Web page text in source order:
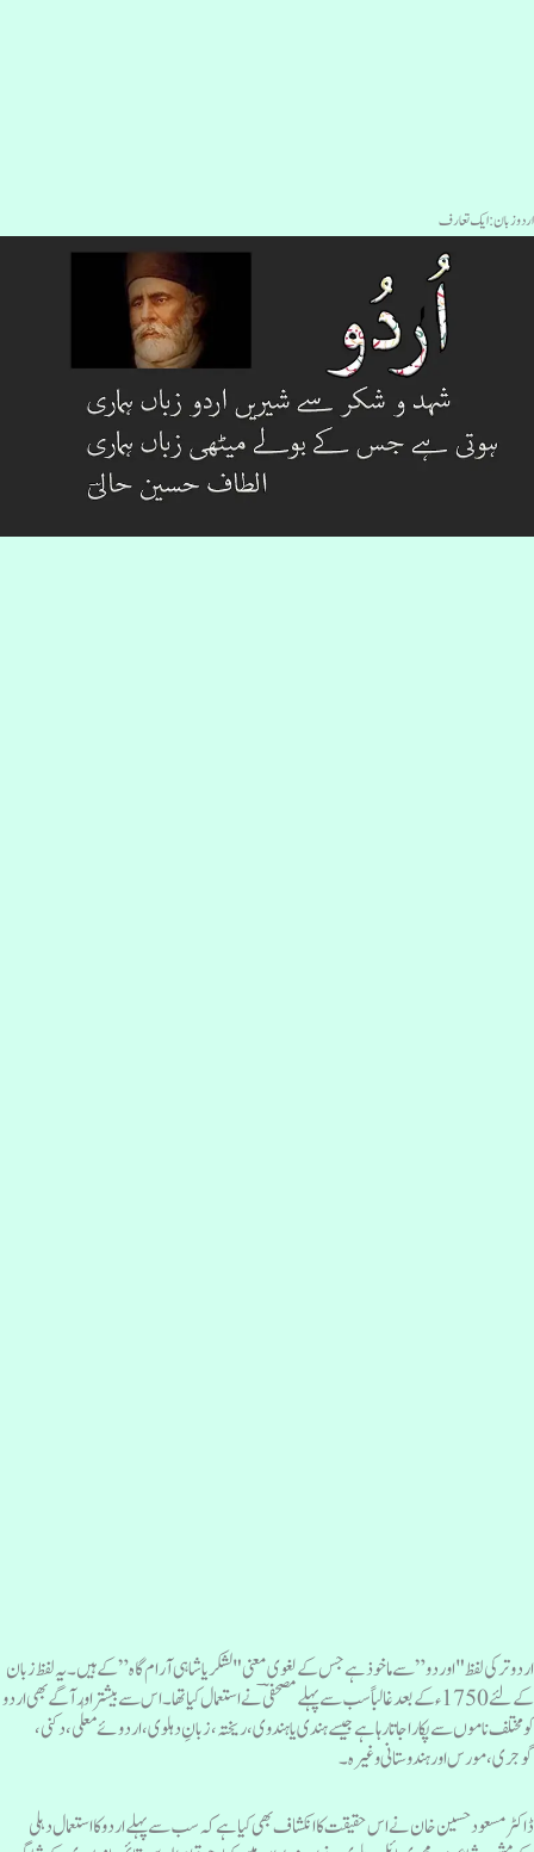
اردو زبان: ایک تعارف
اردو ترکی لفظ "اوردو” سے ماخوذ ہے جس کے لغوی معنی "لشکریا شاہی آرام گاہ” کے ہیں۔ یہ لفظ زبان
کے لئے 1750 ء کے بعد غالباً سب سے پہلے مصحفیؔ نے استعمال کیا تھا۔اس سے بیشتر اور آگے بھی اردو
کو مختلف ناموں سے پکارا جاتا رہا ہے جیسے ہندی یا ہندوی، ریختہ، زبانِ دہلوی، اردوئےمعلٰی، دکنی،
گوجری، مورس اور ہندوستانی وغیرہ۔
ڈاکٹر مسعود حسین خان نے اس حقیقت کا انکشاف بھی کیا ہے کہ سب سے پہلے اردو کا استعمال دہلی